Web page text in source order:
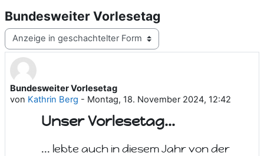
Bundesweiter Vorlesetag
Anzeigemodus
Bundesweiter Vorlesetag
von Kathrin Berg - Montag, 18. November 2024, 12:42
Anzahl Antworten: 0
Unser Vorlesetag...
... lebte auch in diesem Jahr von der